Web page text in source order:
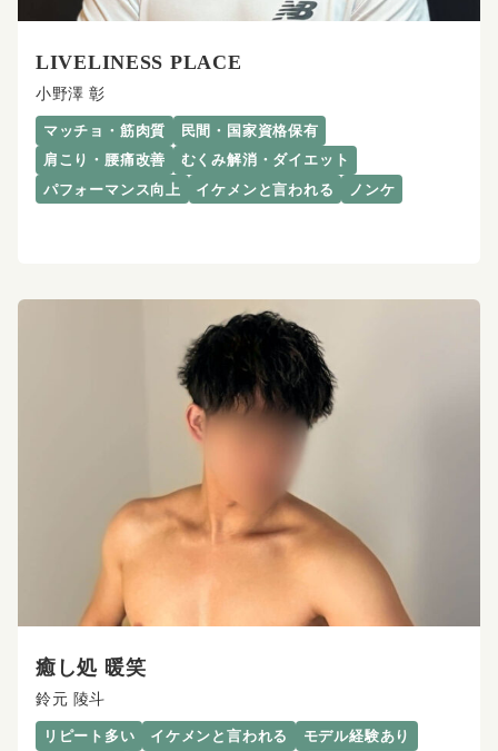
LIVELINESS PLACE
小野澤 彰
マッチョ・筋肉質
民間・国家資格保有
肩こり・腰痛改善
むくみ解消・ダイエット
パフォーマンス向上
イケメンと言われる ノンケ
癒し処 暖笑
鈴元 陵斗
リピート多い イケメンと言われる
モデル経験あり